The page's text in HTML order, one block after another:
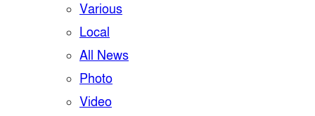
Various
Local
All News
Photo
Video